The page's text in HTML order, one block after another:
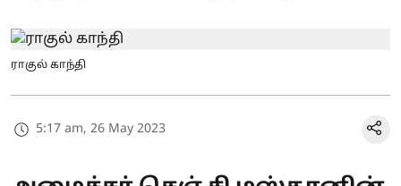
ராகுல் காந்தி
5:17 am, 26 May 2023